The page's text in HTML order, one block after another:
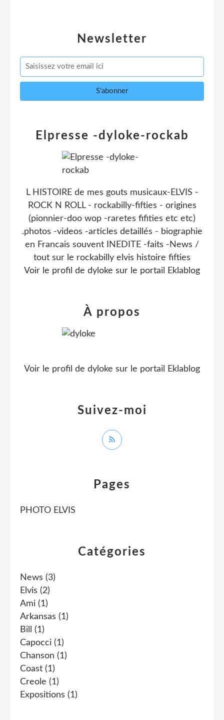
Newsletter
Catégories
News (3)
Elvis (2)
Ami (1)
Arkansas (1)
Bill
(1)
Capocci (1)
Chanson (1)
Coast (1)
Creole (1)
Expositions (1)
Pages
PHOTO ELVIS
Elpresse -dyloke-rockab
L HISTOIRE de mes gouts musicaux-ELVIS -
ROCK N ROLL - rockabilly-fifties - origines
(pionnier-doo wop -raretes fifities etc etc)
.photos -videos -articles detaillés - biographie
en Francais souvent INEDITE -faits -News /
tout sur le rockabilly elvis histoire fifties
Voir le profil de dyloke sur le portail Eklablog
Suivez-moi
À propos
Voir le profil de dyloke sur le portail Eklablog